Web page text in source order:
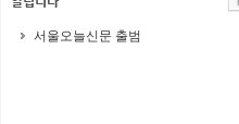
서울오늘신문 출범